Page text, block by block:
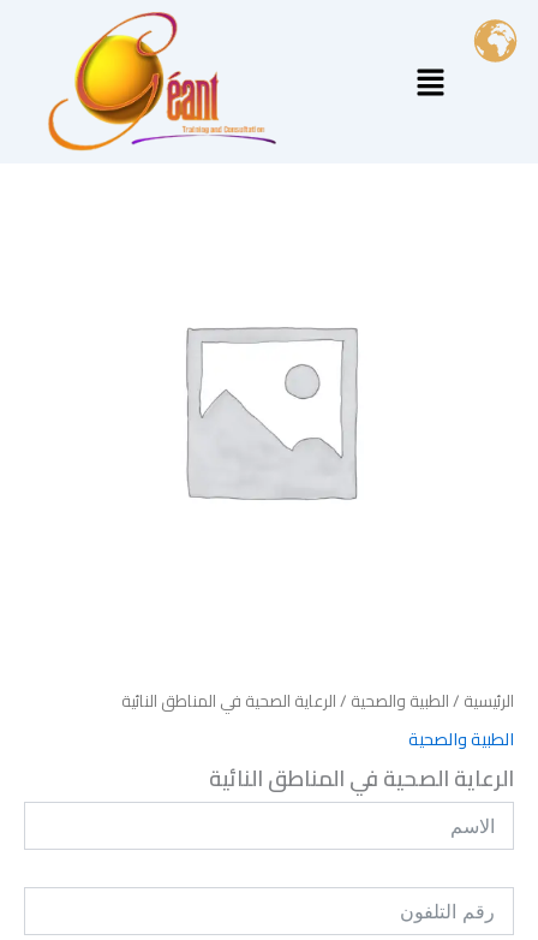
تخطي
المحتوى
القائمة
الرئيسية /الطبية والصحية / الرعاية الصحية في المناطق النائية
الطبية والصحية
الرعاية الصحية في المناطق النائية